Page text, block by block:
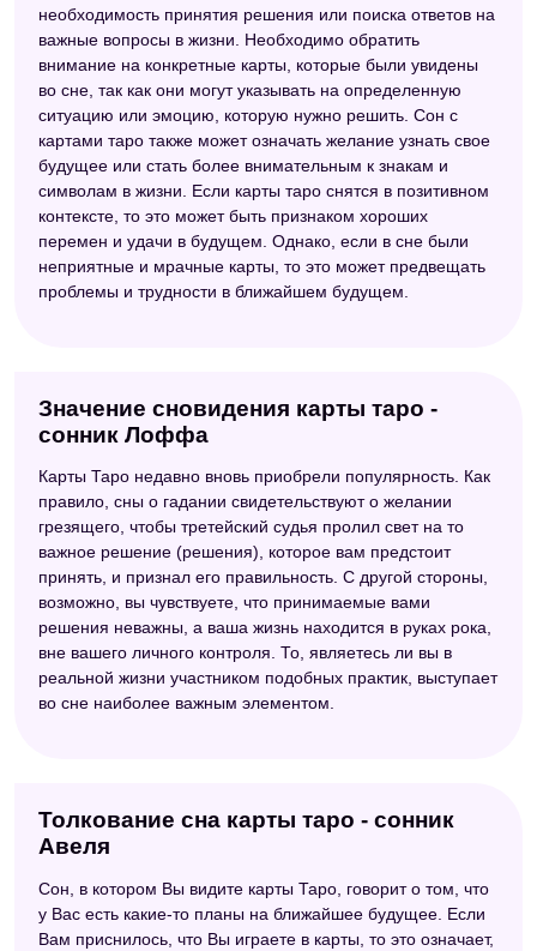
необходимость принятия решения или поиска ответов на
важные вопросы в жизни. Необходимо обратить
внимание на конкретные карты, которые были увидены
во сне, так как они могут указывать на определенную
ситуацию или эмоцию, которую нужно решить. Сон с
картами таро также может означать желание узнать свое
будущее или стать более внимательным к знакам и
символам в жизни. Если карты таро снятся в позитивном
контексте, то это может быть признаком хороших
перемен и удачи в будущем. Однако, если в сне были
неприятные и мрачные карты, то это может предвещать
проблемы и трудности в ближайшем будущем.
Значение сновидения карты таро -
сонник Лоффа
Карты Таро недавно вновь приобрели популярность. Как
правило, сны о гадании свидетельствуют о желании
грезящего, чтобы третейский судья пролил свет на то
важное решение (решения), которое вам предстоит
принять, и признал его правильность. С другой стороны,
возможно, вы чувствуете, что принимаемые вами
решения неважны, а ваша жизнь находится в руках рока,
вне вашего личного контроля. То, являетесь ли вы в
реальной жизни участником подобных практик, выступает
во сне наиболее важным элементом.
Толкование сна карты таро - сонник
Авеля
Сон, в котором Вы видите карты Таро, говорит о том, что
у Вас есть какие-то планы на ближайшее будущее. Если
Вам приснилось, что Вы играете в карты, то это означает,